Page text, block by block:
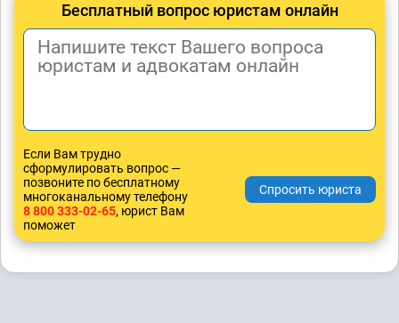
Бесплатный вопрос юристам онлайн
Если Вам трудно
сформулировать вопрос —
позвоните по бесплатному
многоканальному телефону
8 800 333-02-65, юрист Вам
поможет